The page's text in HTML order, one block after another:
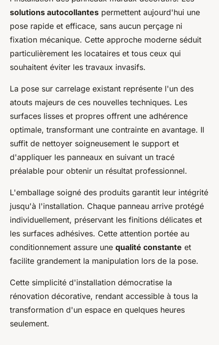
solutions autocollantes permettent aujourd'hui une
pose rapide et efficace, sans aucun perçage ni
fixation mécanique. Cette approche moderne séduit
particulièrement les locataires et tous ceux qui
souhaitent éviter les travaux invasifs.
La pose sur carrelage existant représente l'un des
atouts majeurs de ces nouvelles techniques. Les
surfaces lisses et propres offrent une adhérence
optimale, transformant une contrainte en avantage. Il
suffit de nettoyer soigneusement le support et
d'appliquer les panneaux en suivant un tracé
préalable pour obtenir un résultat professionnel.
L'emballage soigné des produits garantit leur intégrité
jusqu'à l'installation. Chaque panneau arrive protégé
individuellement, préservant les finitions délicates et
les surfaces adhésives. Cette attention portée au
conditionnement assure une qualité constante et
facilite grandement la manipulation lors de la pose.
Cette simplicité d'installation démocratise la
rénovation décorative, rendant accessible à tous la
transformation d'un espace en quelques heures
seulement.